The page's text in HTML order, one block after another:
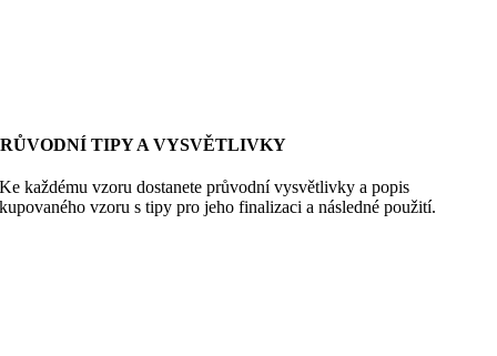
TIPY A VYSVĚTLIVKY
Ke každému vzoru dostanete průvodní vysvětlivky a popis
kupovaného vzoru s tipy pro jeho finalizaci a následné použití.